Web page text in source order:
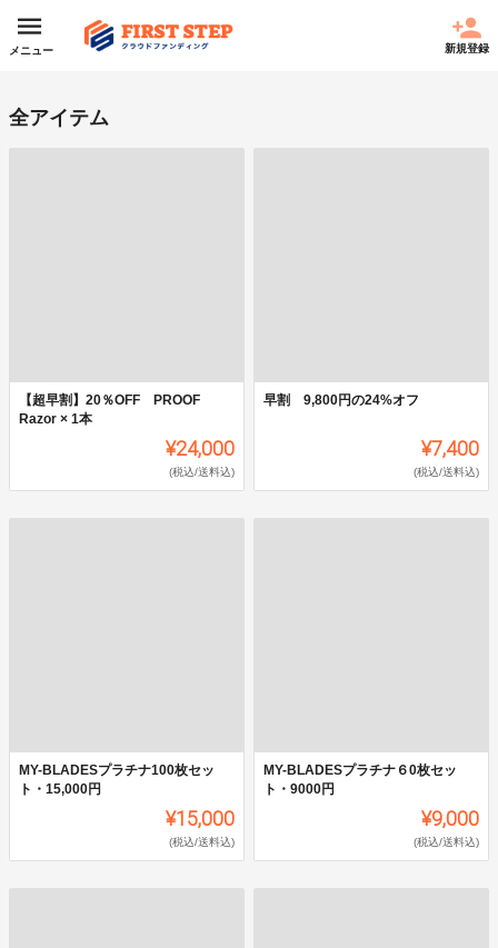
メニュー 新規登録
全アイテム
【超早割】20％OFF PROOF
Razor × 1本
¥24,000
(税込/送料込)
早割 9,800円の24%オフ
¥7,400
(税込/送料込)
MY-BLADESプラチナ100枚セッ
ト・15,000円
¥15,000
(税込/送料込)
MY-BLADESプラチナ６0枚セッ
ト・9000円
¥9,000
(税込/送料込)